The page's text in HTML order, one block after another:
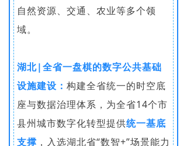
自然资源、交通、农业等多个领
域。
湖北|全省一盘棋的数字公共基础
设施建设： 构建全省统一的时空底
座与数据治理体系，为全省14个市
县州城市数字化转型提供统一基底
支撑 ，入选湖北省“数智+”场景能力